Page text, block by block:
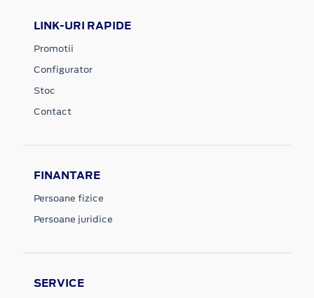
LINK-URI RAPIDE
Promotii
Configurator
Stoc
Contact
FINANTARE
Persoane fizice
Persoane juridice
SERVICE